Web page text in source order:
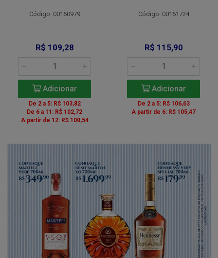
Código: 00160979
R$ 109,28
Adicionar
De 2 a 5: R$ 103,82
De 6 a 11: R$ 102,72
A partir de 12: R$ 100,54
Código: 00161724
R$ 115,90
Adicionar
De 2 a 5: R$ 106,63
A partir de 6: R$ 105,47